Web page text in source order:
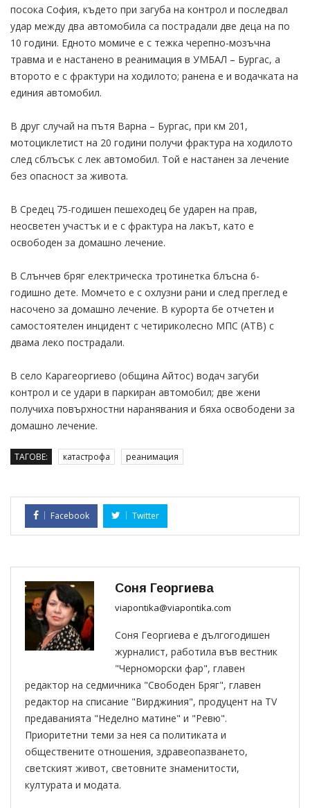
посока София, където при загуба на контрол и последвал
удар между два автомобила са пострадали две деца на по
10 години. Едното момиче е с тежка черепно-мозъчна
травма и е настанено в реанимация в УМБАЛ – Бургас, а
второто е с фрактури на ходилото; ранена е и водачката на
единия автомобил.
В друг случай на пътя Варна – Бургас, при км 201,
мотоциклетист на 20 години получи фрактура на ходилото
след сблъсък с лек автомобил. Той е настанен за лечение
без опасност за живота.
В Средец 75-годишен пешеходец бе ударен на прав,
неосветен участък и е с фрактура на лакът, като е
освободен за домашно лечение.
В Слънчев бряг електрическа тротинетка блъсна 6-
годишно дете. Момчето е с охлузни рани и след преглед е
насочено за домашно лечение. В курорта бе отчетен и
самостоятелен инцидент с четириколесно МПС (АТВ) с
двама леко пострадали.
В село Карагеоргиево (община Айтос) водач загуби
контрол и се удари в паркиран автомобил; две жени
получиха повърхностни наранявания и бяха освободени за
домашно лечение.
ТАГОВЕ: катастрофа реанимация
Facebook Twitter
Соня Георгиева
viapontika@viapontika.com
Соня Георгиева е дългогодишен
журналист, работила във вестник
"Черноморски фар", главен
редактор на седмичника "Свободен Бряг", главен
редактор на списание "Вирджиния", продуцент на TV
предаванията "Неделно матине" и "Ревю".
Приоритетни теми за нея са политиката и
обществените отношения, здравеопазването,
светският живот, световните знаменитости,
културата и модата.